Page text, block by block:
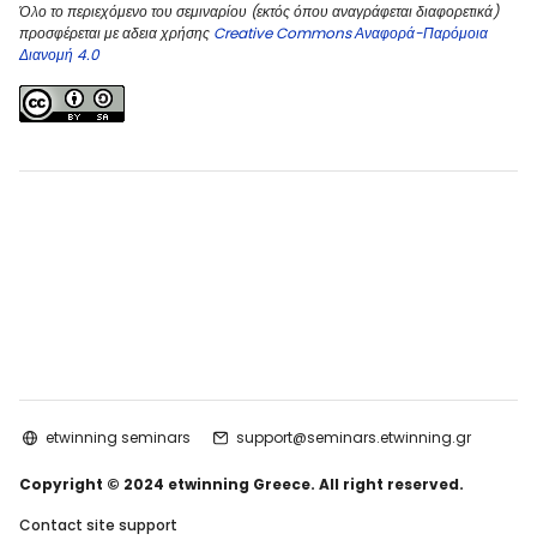
Όλο το περιεχόμενο του σεμιναρίου (εκτός όπου αναγράφεται διαφορετικά)
προσφέρεται με αδεια χρήσης Creative Commons Αναφορά-Παρόμοια
Διανομή 4.0
etwinning seminars support@seminars.etwinning.gr
Copyright © 2024 etwinning Greece. All right reserved.
Contact site support